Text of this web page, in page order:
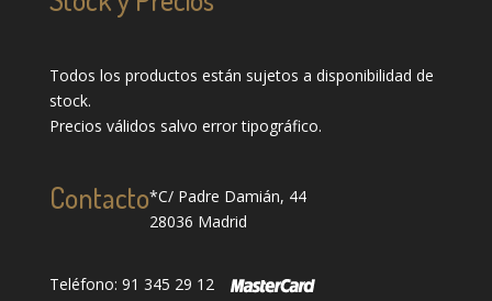
Todos los productos están sujetos a disponibilidad de
stock.
Precios válidos salvo error tipográfico.
Contacto*C/ Padre Damián, 44
28036 Madrid
Teléfono: 91 345 29 12